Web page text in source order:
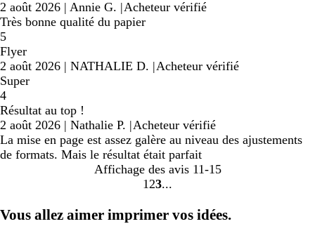
2 août 2026 | Annie G. |Acheteur vérifié
Très bonne qualité du papier
5
Flyer
2 août 2026 | NATHALIE D. |Acheteur vérifié
Super
4
Résultat au top !
2 août 2026 | Nathalie P. |Acheteur vérifié
La mise en page est assez galère au niveau des ajustements
de formats. Mais le résultat était parfait
Affichage des avis 11-15
Accéder
la
1 Accéder
la
2 Accéder
la
3
Vous allez aimer imprimer vos idées.